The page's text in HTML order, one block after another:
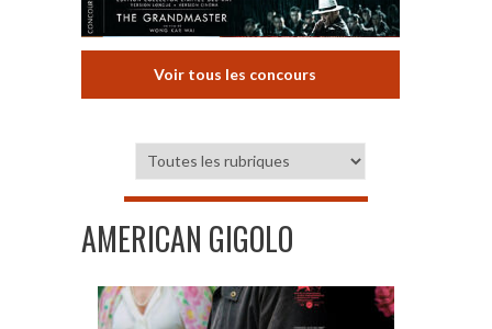
Voir tous les concours
AMERICAN GIGOLO